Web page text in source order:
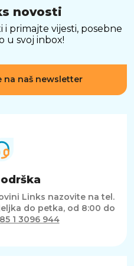
novosti
i primajte vijesti, posebne
u svoj inbox!
na naš newsletter
Links nazovite na tel.
do petka, od 8:00 do
1 3096 944